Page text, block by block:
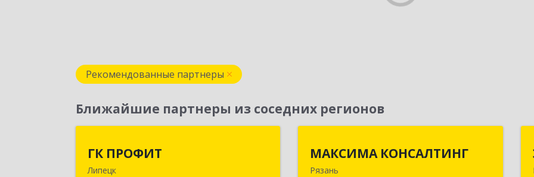
Рекомендованные партнеры
Ближайшие партнеры из соседних регионов
ГК ПРОФИТ
Липецк398001, Липецкая обл, Липецк г,
МАКСИМА КОНСАЛТИНГ
Рязань